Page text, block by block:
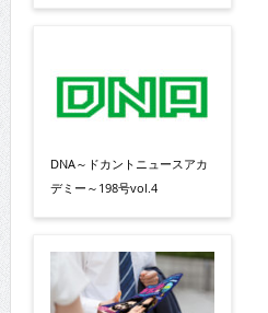
DNA～ドカントニュースアカ
デミー～198号vol.4